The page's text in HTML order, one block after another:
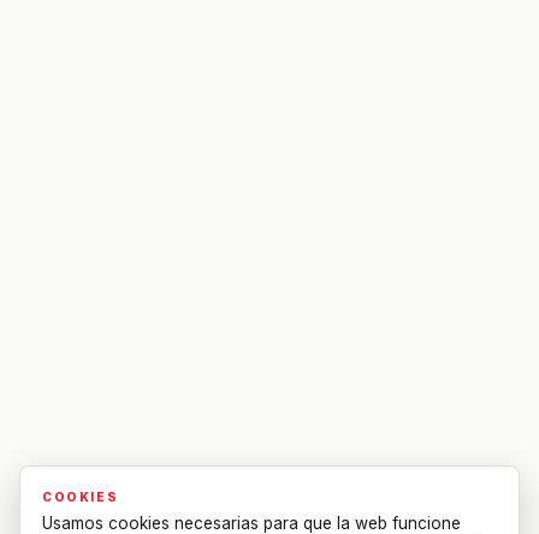
COOKIES
Usamos cookies necesarias para que la web funcione